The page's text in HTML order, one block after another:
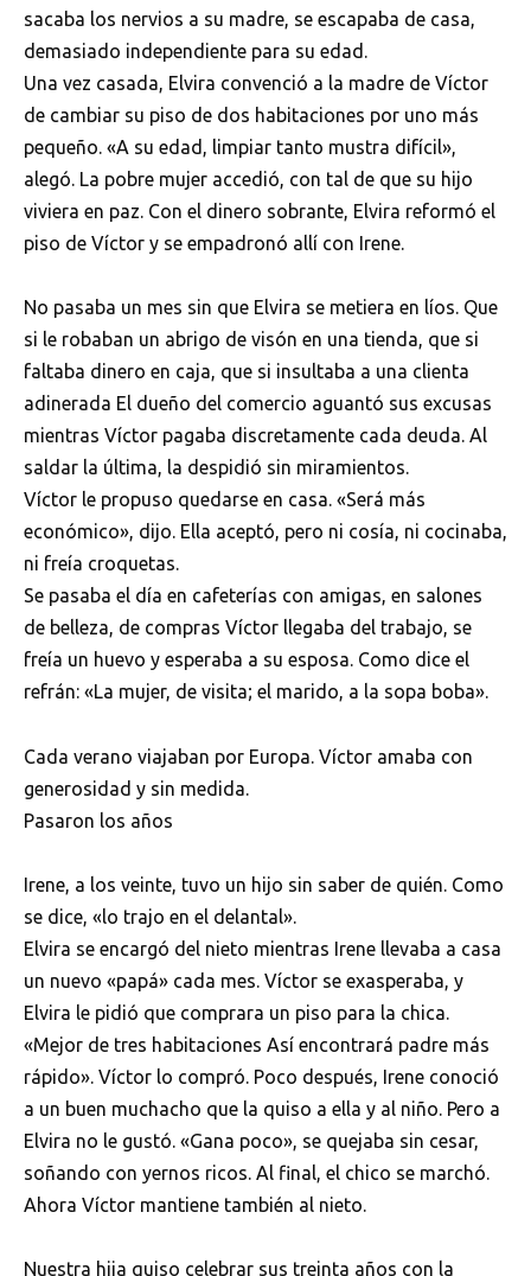
sacaba los nervios a su madre, se escapaba de casa,
demasiado independiente para su edad.
Una vez casada, Elvira convenció a la madre de Víctor
de cambiar su piso de dos habitaciones por uno más
pequeño. «A su edad, limpiar tanto mustra difícil»,
alegó. La pobre mujer accedió, con tal de que su hijo
viviera en paz. Con el dinero sobrante, Elvira reformó el
piso de Víctor y se empadronó allí con Irene.
No pasaba un mes sin que Elvira se metiera en líos. Que
si le robaban un abrigo de visón en una tienda, que si
faltaba dinero en caja, que si insultaba a una clienta
adinerada El dueño del comercio aguantó sus excusas
mientras Víctor pagaba discretamente cada deuda. Al
saldar la última, la despidió sin miramientos.
Víctor le propuso quedarse en casa. «Será más
económico», dijo. Ella aceptó, pero ni cosía, ni cocinaba,
ni freía croquetas.
Se pasaba el día en cafeterías con amigas, en salones
de belleza, de compras Víctor llegaba del trabajo, se
freía un huevo y esperaba a su esposa. Como dice el
refrán: «La mujer, de visita; el marido, a la sopa boba».
Cada verano viajaban por Europa. Víctor amaba con
generosidad y sin medida.
Pasaron los años
Irene, a los veinte, tuvo un hijo sin saber de quién. Como
se dice, «lo trajo en el delantal».
Elvira se encargó del nieto mientras Irene llevaba a casa
un nuevo «papá» cada mes. Víctor se exasperaba, y
Elvira le pidió que comprara un piso para la chica.
«Mejor de tres habitaciones Así encontrará padre más
rápido». Víctor lo compró. Poco después, Irene conoció
a un buen muchacho que la quiso a ella y al niño. Pero a
Elvira no le gustó. «Gana poco», se quejaba sin cesar,
soñando con yernos ricos. Al final, el chico se marchó.
Ahora Víctor mantiene también al nieto.
Nuestra hija quiso celebrar sus treinta años con la